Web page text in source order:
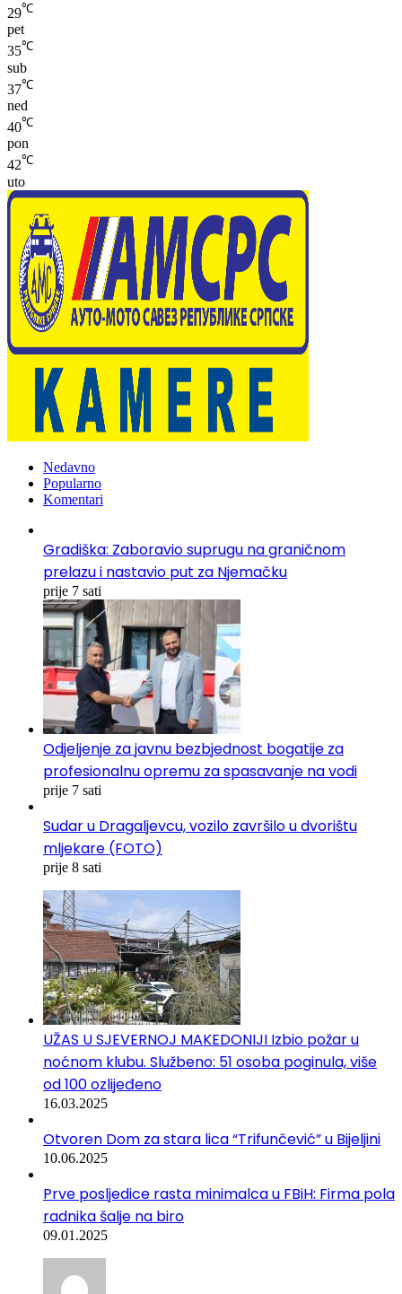
29℃
pet
35℃
sub
37℃
ned
40℃
pon
42℃
uto
Nedavno
Popularno
Komentari
Gradiška: Zaboravio suprugu na graničnom
prelazu i nastavio put za Njemačku
prije 7 sati
Odjeljenje za javnu bezbjednost bogatije za
profesionalnu opremu za spasavanje na vodi
prije 7 sati
Sudar u Dragaljevcu, vozilo završilo u dvorištu
mljekare (FOTO)
prije 8 sati
UŽAS U SJEVERNOJ MAKEDONIJI Izbio požar u
noćnom klubu. Službeno: 51 osoba poginula, više
od 100 ozlijeđeno
16.03.2025
Otvoren Dom za stara lica “Trifunčević” u Bijeljini
10.06.2025
Prve posljedice rasta minimalca u FBiH: Firma pola
radnika šalje na biro
09.01.2025